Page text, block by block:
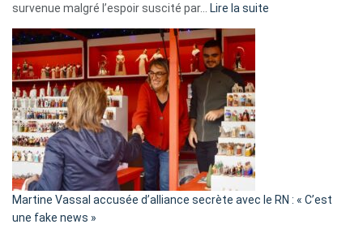
survenue malgré l’espoir suscité par…
Lire la suite
Algérie
Martine Vassal accusée d’alliance secrète avec le RN : « C’est
une fake news »